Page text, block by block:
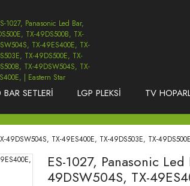
SETLERİ LGP PLEKSİ TV
49DSW504S, TX-49ES400E, TX-49DS503E, TX-
ES-1027, Panasonic
49DSW504S, TX-